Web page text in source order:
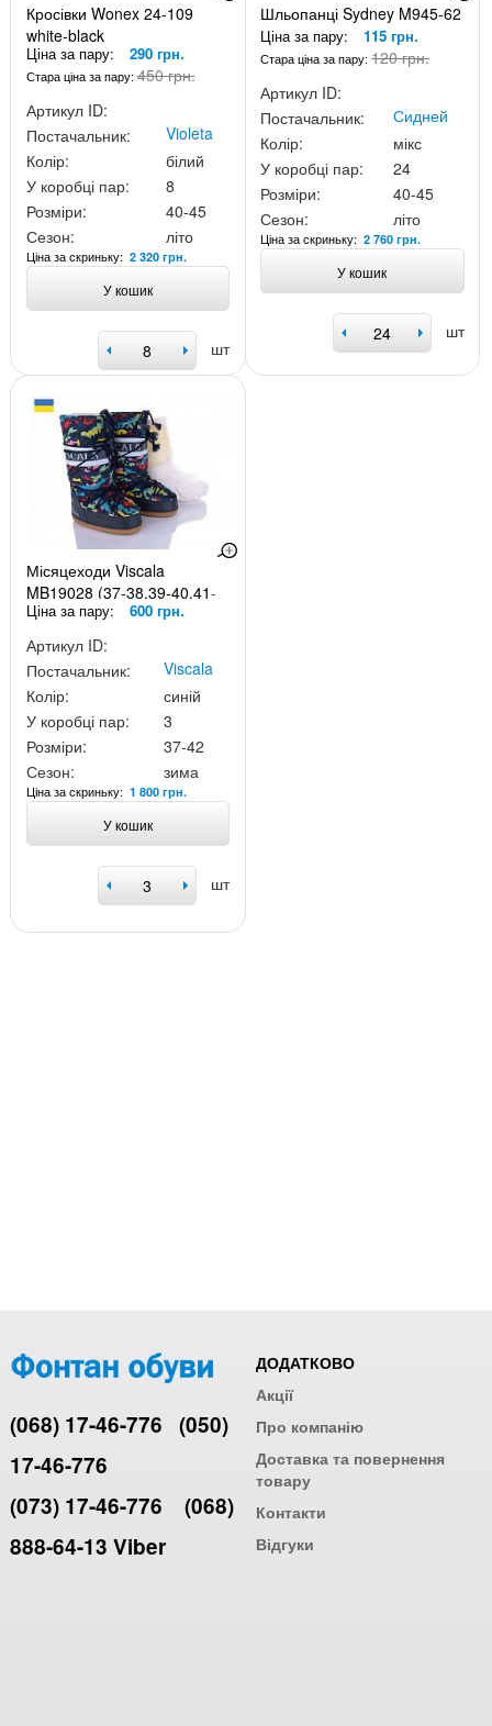
Кросівки Wonex 24-109
white-black
Ціна за пару: 290 грн.
Стара ціна за пару:450 грн.
Артикул ID:
Постачальник:
Violeta
Колір:
білий
У коробці пар:
8
Розміри:
40-45
Сезон:
літо
Ціна за скриньку: 2 320 грн.
У кошик
шт
Шльопанці Sydney M945-62
Ціна за пару: 115 грн.
Стара ціна за пару:120 грн.
Артикул ID:
Постачальник:
Сидней
Колір:
мікс
У коробці пар:
24
Розміри:
40-45
Сезон:
літо
Ціна за скриньку:2 760 грн.
У кошик
шт
Місяцеходи Viscala
MB19028 (37-38.39-40.41-
42)
Ціна за пару: 600 грн.
Артикул ID:
Постачальник:
Viscala
Колір:
синій
У коробці пар:
3
Розміри:
37-42
Сезон:
зима
Ціна за скриньку: 1 800 грн.
У кошик
шт
(068) 17-46-776 (050)
17-46-776
(073) 17-46-776
(068)
888-64-13 Viber
ДОДАТКОВО
Акції
Про компанію
Доставка та повернення
товару
Контакти
Відгуки